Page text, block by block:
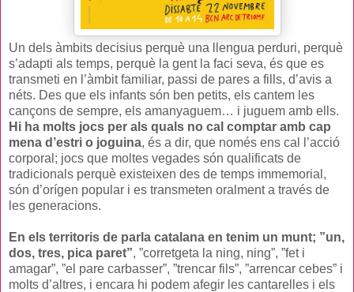
Un dels àmbits decisius perquè una llengua perduri, perquè
s’adapti als temps, perquè la gent la faci seva, és que es
transmeti en l’àmbit familiar, passi de pares a fills, d’avis a
néts. Des que els infants són ben petits, els cantem les
cançons de sempre, els amanyaguem… i juguem amb ells.
Hi ha molts jocs per als quals no cal comptar amb cap
mena d’estri o joguina, és a dir, que només ens cal l’acció
corporal; jocs que moltes vegades són qualificats de
tradicionals perquè existeixen des de temps immemorial,
són d’orígen popular i es transmeten oralment a través de
les generacions.
En els territoris de parla catalana en tenim un munt; ”un,
dos, tres, pica paret”, ”corretgeta la ning, ning”, ”fet i
amagar”, ”el pare carbasser”, ”trencar fils”, ”arrencar cebes” i
molts d’altres, i encara hi podem afegir les cantarelles i els